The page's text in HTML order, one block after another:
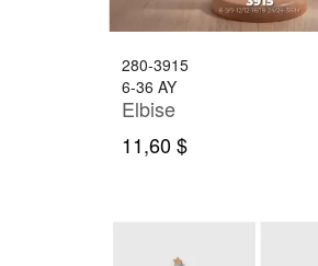
280-3915
6-36 AY
Elbise
11,60 $